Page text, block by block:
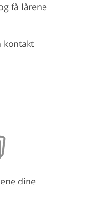
få lårene
kontakt
dine